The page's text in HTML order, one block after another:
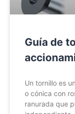
Guía de
Un tornillo es
o cónica con
ranurada que